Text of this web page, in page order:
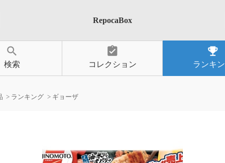
RepocaBox
search
検索
assignment_turned_in
コレクション
emoji_events
ランキ
ランキング ギョーザ